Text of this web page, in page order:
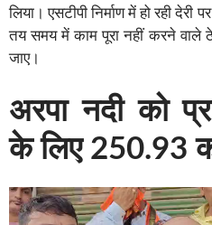
लिया। एसटीपी निर्माण में हो रही देरी
तय समय में काम पूरा नहीं करने वाले
जाए।
अरपा नदी को
के लिए 250.93